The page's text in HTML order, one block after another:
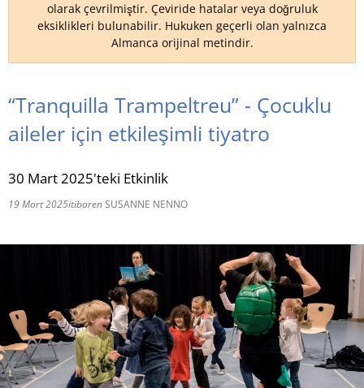
UK
olarak çevrilmiştir. Çeviride hatalar veya doğruluk
eksiklikleri bulunabilir. Hukuken geçerli olan yalnızca
Almanca orijinal metindir.
“Tranquilla Trampeltreu” - Çocuklu
aileler için etkileşimli tiyatro
30 Mart 2025'teki Etkinlik
19 Mart 2025itibarenSUSANNE NENNO